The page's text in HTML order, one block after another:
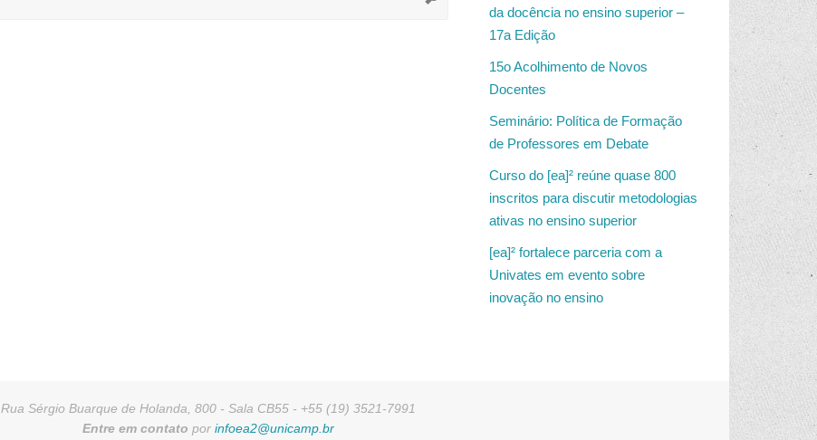
da docência no ensino superior –
17a Edição
15o Acolhimento de Novos
Docentes
Seminário: Política de Formação
de Professores em Debate
Curso do [ea]² reúne quase 800
inscritos para discutir metodologias
ativas no ensino superior
[ea]² fortalece parceria com a
Univates em evento sobre
inovação no ensino
Rua Sérgio Buarque de Holanda, 800 - Sala CB55 - +55 (19) 3521-7991
Entre em contato por infoea2@unicamp.br